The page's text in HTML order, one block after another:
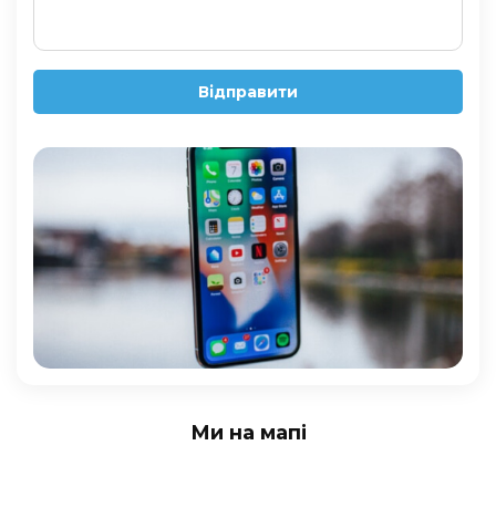
Відправити
Ми на мапі